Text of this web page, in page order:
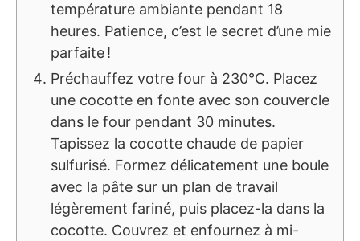
température ambiante pendant 18
heures. Patience, c’est le secret d’une mie
parfaite !
Préchauffez votre four à 230°C. Placez
une cocotte en fonte avec son couvercle
dans le four pendant 30 minutes.
Tapissez la cocotte chaude de papier
sulfurisé. Formez délicatement une boule
avec la pâte sur un plan de travail
légèrement fariné, puis placez-la dans la
cocotte. Couvrez et enfournez à mi-